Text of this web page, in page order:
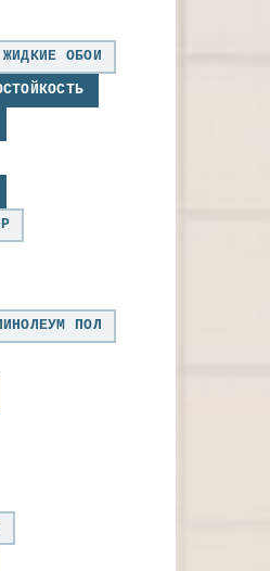
ЖИДКИЕ ОБОИ
ПОЛ